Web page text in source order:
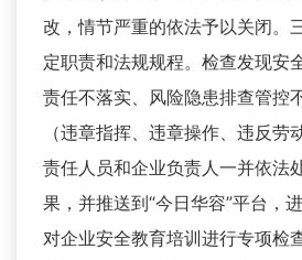
改，情节严重的依法予以关闭。
定职责和法规规程。检查发现安
责任不落实、风险隐患排查管控
（违章指挥、违章操作、违反劳
责任人员和企业负责人一并依法
果，并推送到“今日华容”平台，
对企业安全教育培训进行专项检